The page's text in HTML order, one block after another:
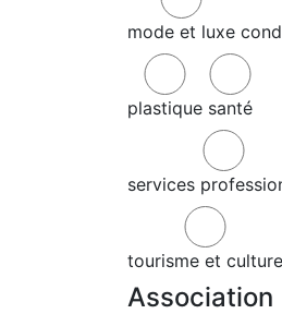
mode et luxe
plastique santé
services
tourisme et culture
Association